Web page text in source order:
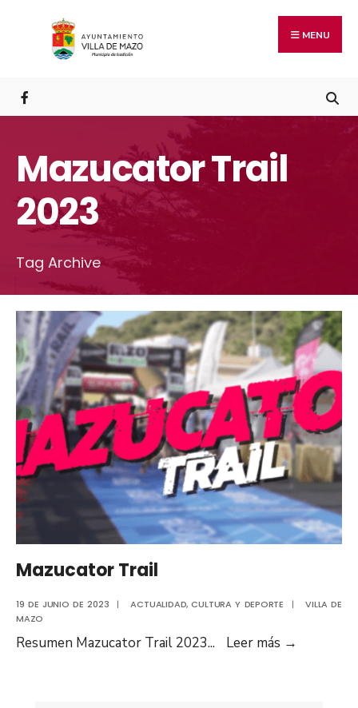
MENU
Mazucator Trail
2023
Tag Archive
Mazucator Trail
19 DE JUNIO DE 2023 | ACTUALIDAD,CULTURA Y DEPORTE |
VILLA DE
MAZO
Resumen Mazucator Trail 2023... Leer más →